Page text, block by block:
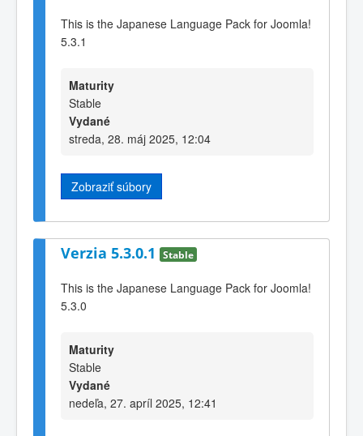
This is the Japanese Language Pack for Joomla!
5.3.1
Maturity
Stable
Vydané
streda, 28. máj 2025, 12:04
Zobraziť súbory
Verzia 5.3.0.1 Stable
This is the Japanese Language Pack for Joomla!
5.3.0
Maturity
Stable
Vydané
nedeľa, 27. apríl 2025, 12:41